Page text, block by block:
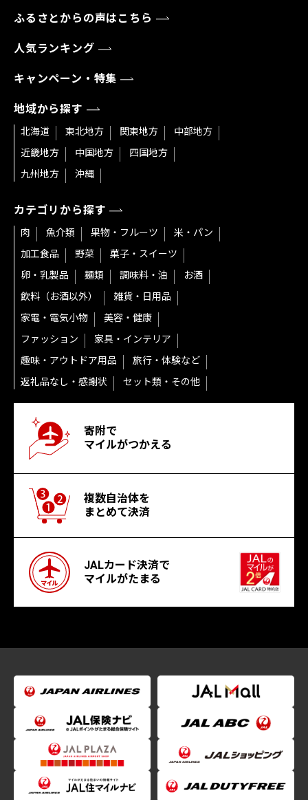
ふるさとからの声はこちら
人気ランキング
キャンペーン・特集
地域から探す
北海道 東北地方 関東地方
中部地方
近畿地方
中国地方
四国地方
九州地方
沖縄
カテゴリから探す
肉 魚介類 果物・フルーツ
米・パン
加工食品
野菜
菓子・スイーツ
卵・乳製品
麺類 調味料・油
お酒
飲料（お酒以外）
雑貨・日用品
家電・電気小物
美容・健康
ファッション
家具・インテリア
趣味・アウトドア用品
旅行・体験など
返礼品なし・感謝状
セット類・その他
寄附で
マイルがつかえる
複数自治体を
まとめて決済
JALカード決済で
マイルがたまる